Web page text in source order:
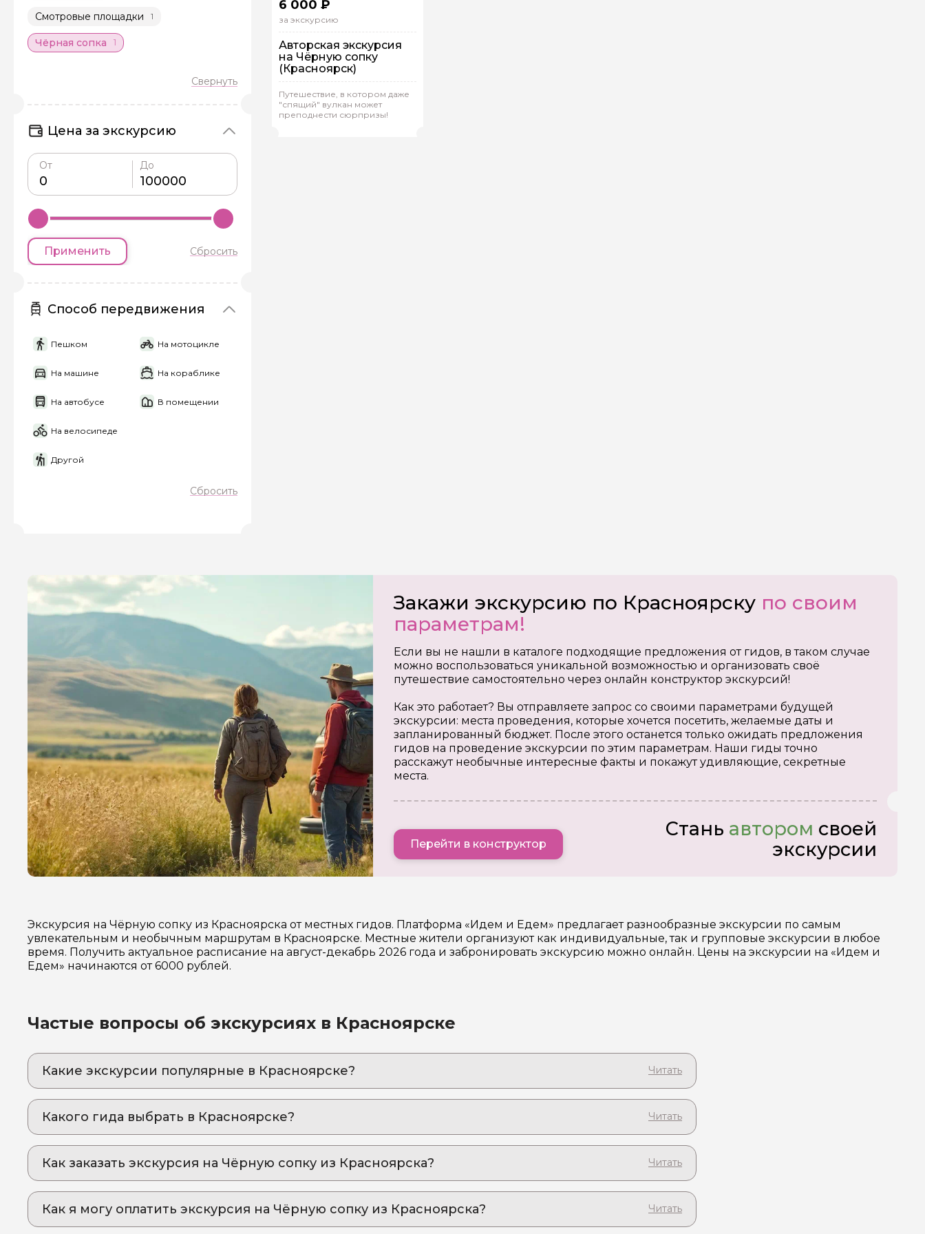
Смотровые площадки 1
Чёрная сопка 1
Цена за экскурсию
От До
Применить Сбросить
Способ передвижения
Пешком На мотоцикле
На машине На кораблике
На автобусе В помещении
На велосипеде
Другой
Сбросить
6 000 ₽
за экскурсию
Авторская экскурсия
на Чёрную сопку
(Красноярск)
Путешествие, в котором даже
"спящий" вулкан может
преподнести сюрпризы!
Елена.Н 297
Индивидуальная
Пешком
Закажи экскурсию по Красноярску по своим
параметрам!
Если вы не нашли в каталоге подходящие предложения от гидов, в таком случае
можно воспользоваться уникальной возможностью и организовать своё
путешествие самостоятельно через онлайн конструктор экскурсий!
Как это работает? Вы отправляете запрос со своими параметрами будущей
экскурсии: места проведения, которые хочется посетить, желаемые даты и
запланированный бюджет. После этого останется только ожидать предложения
гидов на проведение экскурсии по этим параметрам. Наши гиды точно
расскажут необычные интересные факты и покажут удивляющие, секретные
места.
Перейти в конструктор
Стань автором своей
экскурсии
Экскурсия на Чёрную сопку из Красноярска от местных гидов. Платформа «Идем и Едем» предлагает разнообразные экскурсии по самым
увлекательным и необычным маршрутам в Красноярске. Местные жители организуют как индивидуальные, так и групповые экскурсии в любое
время. Получить актуальное расписание на август-декабрь 2026 года и забронировать экскурсию можно онлайн. Цены на экскурсии на «Идем и
Едем» начинаются от 6000 рублей.
Частые вопросы об экскурсиях в Красноярске
Какие экскурсии популярные в Красноярске?
Путешествие, в котором даже "спящий" вулкан может преподнести сюрпризы!
3. Тайны комсомольской стройки: Красноярская ГЭС и Дивногорск
Стеклянный балкон над пропастью и концерт Высоцкого: авторская экскурсия для тех, кто жаждет
впечатлений
Какого гида выбрать в Красноярске?
2. Руслан.Э 302
3. Елена.Н 297
Как заказать экскурсия на Чёрную сопку из Красноярска?
выберите экскурсию, на которую вы хотите пойти или поехать
Как я могу оплатить экскурсия на Чёрную сопку из Красноярска?
Задайте свой вопрос гиду
Если у вас есть интересующие вопросы, можете их задать